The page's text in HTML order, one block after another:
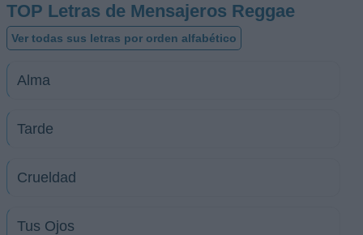
TOP Letras de Mensajeros Reggae
Ver todas sus letras por orden alfabético
Alma
Tarde
Crueldad
Tus Ojos